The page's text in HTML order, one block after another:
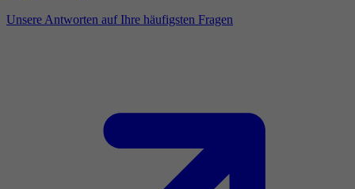
Unsere Antworten auf Ihre häufigsten Fragen